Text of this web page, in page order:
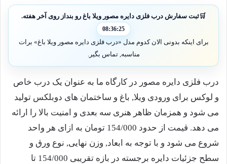
08:36:25
🛒ثبت سفارش درب فلزی دایره مصور ویلا باغ رو بنداز روی آخر هفته.
برای اینکه بدونی الان کدوم مدل «درب فلزی دایره مصور ویلا باغ» برات
مناسبه, تماس بگیر.
درب فلزی دایره مصور در کارگاه ما به عنوان یک درب خاص
و لوکس برای ورودی ویلا, باغ و ساختمان های دوبلکس تولید
می شود و همزمان ظاهر هنری سه بعدی و امنیت بالا را ارائه
می دهد. قیمت از حدود 154/000 تومان به ازای هر واحد
شروع می شود و با توجه به ابعاد, وزن نهایی, نوع ورق و
سطح جزئیات دایره برجسته در بازه تقریبی 154/000 تا